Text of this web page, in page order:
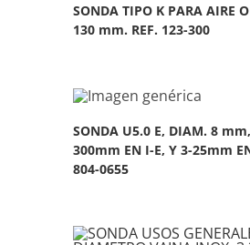
SONDA TIPO K PARA AIRE
130 mm. REF. 123-300
SONDA U5.0 E, DIAM. 8
300mm EN I-E, Y 3-25mm
804-0655